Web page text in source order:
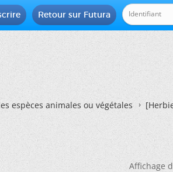
Retour sur Futura
espèces animales ou végétales
Affichage